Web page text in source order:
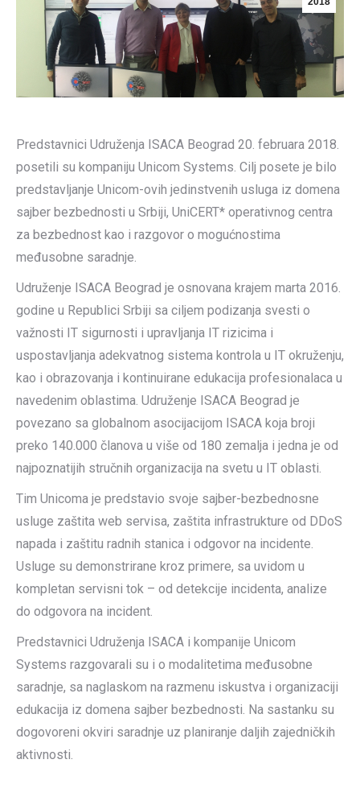
Predstavnici Udruženja ISACA Beograd 20. februara 2018.
posetili su kompaniju Unicom Systems. Cilj posete je bilo
predstavljanje Unicom-ovih jedinstvenih usluga iz domena
sajber bezbednosti u Srbiji, UniCERT* operativnog centra
za bezbednost kao i razgovor o mogućnostima
međusobne saradnje.
Udruženje ISACA Beograd je osnovana krajem marta 2016.
godine u Republici Srbiji sa ciljem podizanja svesti o
važnosti IT sigurnosti i upravljanja IT rizicima i
uspostavljanja adekvatnog sistema kontrola u IT okruženju,
kao i obrazovanja i kontinuirane edukacija profesionalaca u
navedenim oblastima. Udruženje ISACA Beograd je
povezano sa globalnom asocijacijom ISACA koja broji
preko 140.000 članova u više od 180 zemalja i jedna je od
najpoznatijih stručnih organizacija na svetu u IT oblasti.
Tim Unicoma je predstavio svoje sajber-bezbednosne
usluge zaštita web servisa, zaštita infrastrukture od DDoS
napada i zaštitu radnih stanica i odgovor na incidente.
Usluge su demonstrirane kroz primere, sa uvidom u
kompletan servisni tok – od detekcije incidenta, analize
do odgovora na incident.
Predstavnici Udruženja ISACA i kompanije Unicom
Systems razgovarali su i o modalitetima međusobne
saradnje, sa naglaskom na razmenu iskustva i organizaciji
edukacija iz domena sajber bezbednosti. Na sastanku su
dogovoreni okviri saradnje uz planiranje daljih zajedničkih
aktivnosti.